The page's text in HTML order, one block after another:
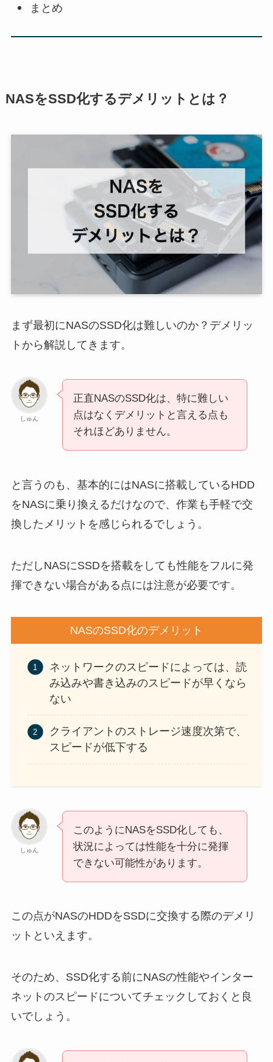
まとめ
NASをSSD化するデメリットとは？
まず最初にNASのSSD化は難しいのか？デメリッ
トから解説してきます。
しゅん
正直NASのSSD化は、特に難しい
点はなくデメリットと言える点も
それほどありません。
と言うのも、基本的にはNASに搭載しているHDD
をNASに乗り換えるだけなので、作業も手軽で交
換したメリットを感じられるでしょう。
ただしNASにSSDを搭載をしても性能をフルに発
揮できない場合がある点には注意が必要です。
NASのSSD化のデメリット
ネットワークのスピードによっては、読
み込みや書き込みのスピードが早くなら
ない
クライアントのストレージ速度次第で、
スピードが低下する
しゅん
このようにNASをSSD化しても、
状況によっては性能を十分に発揮
できない可能性があります。
この点がNASのHDDをSSDに交換する際のデメリ
ットといえます。
そのため、SSD化する前にNASの性能やインター
ネットのスピードについてチェックしておくと良
いでしょう。